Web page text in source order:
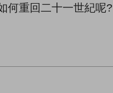
何重回二十一世紀呢?